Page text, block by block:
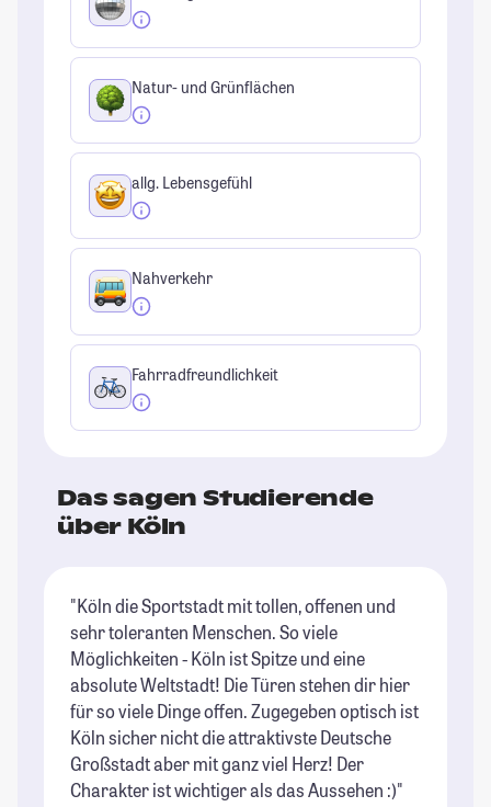
Natur- und Grünflächen
allg. Lebensgefühl
Nahverkehr
Fahrradfreundlichkeit
Das sagen Studierende
über Köln
"Köln die Sportstadt mit tollen, offenen und
sehr toleranten Menschen. So viele
Möglichkeiten - Köln ist Spitze und eine
absolute Weltstadt! Die Türen stehen dir hier
für so viele Dinge offen. Zugegeben optisch ist
Köln sicher nicht die attraktivste Deutsche
Großstadt aber mit ganz viel Herz! Der
Charakter ist wichtiger als das Aussehen :)"